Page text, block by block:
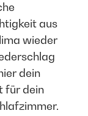
aus
wieder
dein
für dein